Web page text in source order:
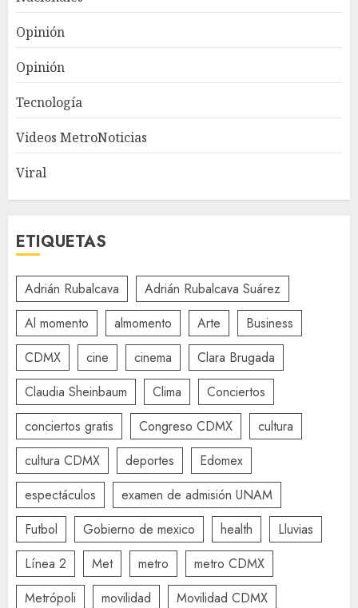
Opinión
Opinión
Tecnología
Videos MetroNoticias
Viral
ETIQUETAS
Adrián Rubalcava
Adrián Rubalcava Suárez
Al momento
almomento Arte
Business
CDMX
cine cinema
Clara Brugada
Claudia Sheinbaum
Clima
Conciertos
conciertos gratis
Congreso CDMX
cultura
cultura CDMX
deportes
Edomex
espectáculos
examen de admisión UNAM
Futbol
Gobierno de mexico health
Lluvias
Línea 2
Met metro
metro CDMX
Metrópoli
movilidad
Movilidad CDMX